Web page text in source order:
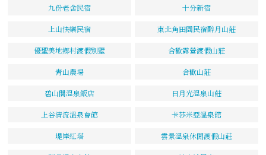
九份老舍民宿 十分新宿
上山快樂民宿 東北角田園民宿醉月山莊
優聖美地鄉村渡假別墅 合歡露營渡假山莊
青山農場 合歡山莊
碧山閣溫泉飯店 日月光溫泉山莊
上谷清流溫泉會館 卡莎米亞溫泉館
堤岸紅塔 雲景溫泉休閒渡假山莊